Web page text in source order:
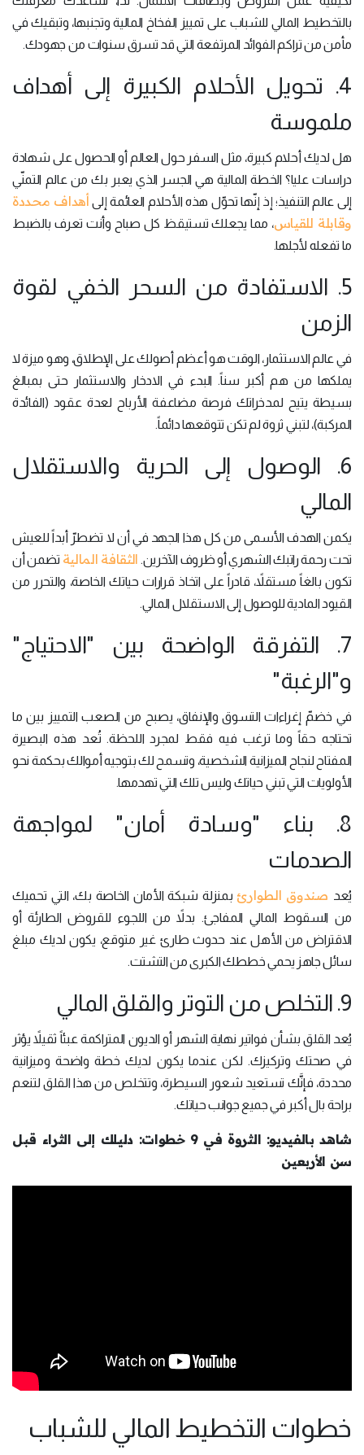
بالتخطيط المالي للشباب على تمييز الفخاخ المالية وتجنبها، وتبقيك في
مأمن من تراكم الفوائد المرتفعة التي قد تسرق سنوات من جهودك.
4. تحويل الأحلام الكبيرة إلى أهداف
ملموسة
هل لديك أحلام كبيرة، مثل السفر حول العالم أو الحصول على شهادة
دراسات عليا؟ الخطة المالية هي الجسر الذي يعبر بك من عالم التمنّي
إلى عالم التنفيذ؛ إذ إنّها تحوّل هذه الأحلام العائمة إلىأهداف محددة
وقابلة للقياس، مما يجعلك تستيقظ كل صباح وأنت تعرف بالضبط
ما تفعله لأجلها.
5. الاستفادة من السحر الخفي لقوة
الزمن
في عالم الاستثمار، الوقت هو أعظم أصولك على الإطلاق، وهو ميزة لا
يملكها من هم أكبر سناً. البدء في الادخار والاستثمار حتى بمبالغ
بسيطة يتيح لمدخراتك فرصة مضاعفة الأرباح لعدة عقود (الفائدة
المركبة)، لتبني ثروة لم تكن تتوقعها دائماً.
6. الوصول إلى الحرية والاستقلال
المالي
يكمن الهدف الأسمى من كل هذا الجهد في أن لا تضطرّ أبداً للعيش
تحت رحمة راتبك الشهري أو ظروف الآخرين. الثقافة المالية تضمن أن
تكون بالغاً مستقلاً، قادراً على اتخاذ قرارات حياتك الخاصة، والتحرر من
القيود المادية للوصول إلى الاستقلال المالي.
7. التفرقة الواضحة بين "الاحتياج"
و"الرغبة"
في خضمّ إغراءات التسوق والإنفاق، يصبح من الصعب التمييز بين ما
تحتاجه حقاً وما ترغب فيه فقط لمجرد اللحظة. تُعد هذه البصيرة
المفتاح لنجاح الميزانية الشخصية، وتسمح لك بتوجيه أموالك بحكمة نحو
الأولويات التي تبني حياتك وليس تلك التي تهدمها.
8. بناء "وسادة أمان" لمواجهة
الصدمات
يُعد صندوق الطوارئ بمنزلة شبكة الأمان الخاصة بك، التي تحميك
من السقوط المالي المفاجئ. بدلاً من اللجوء للقروض الطارئة أو
الاقتراض من الأهل عند حدوث طارئ غير متوقع، يكون لديك مبلغ
سائل جاهز يحمي خططك الكبرى من التشتت.
9. التخلص من التوتر والقلق المالي
يُعد القلق بشأن فواتير نهاية الشهر أو الديون المتراكمة عبئاً ثقيلاً يؤثر
في صحتك وتركيزك. لكن عندما يكون لديك خطة واضحة وميزانية
محددة، فإنَّك تستعيد شعور السيطرة، وتتخلص من هذا القلق لتنعم
براحة بال أكبر في جميع جوانب حياتك.
شاهد بالفيديو: الثروة في 9 خطوات: دليلك إلى الثراء قبل
سن الأربعين
خطوات التخطيط المالي للشباب